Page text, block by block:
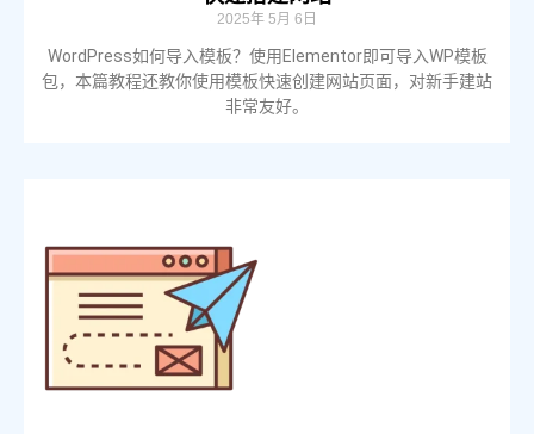
2025年 5月 6日
WordPress如何导入模板？使用Elementor即可导入WP模板
包，本篇教程还教你使用模板快速创建网站页面，对新手建站
非常友好。